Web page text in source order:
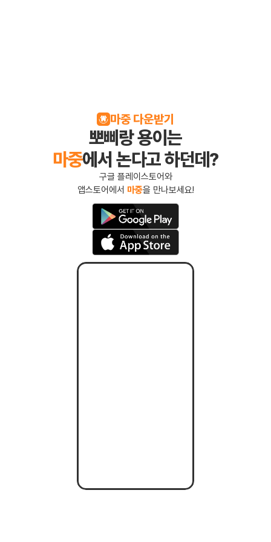
마중 다운받기
뽀삐랑 용이는
마중에서 논다고 하던데?
구글 플레이스토어와
앱스토어에서 마중을 만나보세요!